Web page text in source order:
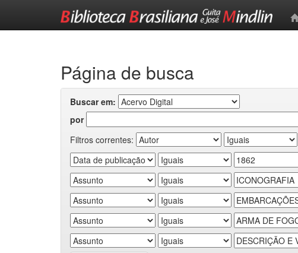
Página de busca
Buscar em:
por
Filtros correntes: